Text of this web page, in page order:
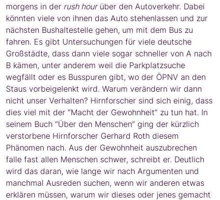
morgens in der rush hourüber den Autoverkehr. Dabei
könnten viele von ihnen das Auto stehenlassen und zur
nächsten Bushaltestelle gehen, um mit dem Bus zu
fahren. Es gibt Untersuchungen für viele deutsche
Großstädte, dass dann viele sogar schneller von A nach
B kämen, unter anderem weil die Parkplatzsuche
wegfällt oder es Busspuren gibt, wo der ÖPNV an den
Staus vorbeigelenkt wird. Warum verändern wir dann
nicht unser Verhalten? Hirnforscher sind sich einig, dass
dies viel mit der “Macht der Gewohnheit” zu tun hat. In
seinem Buch “Über den Menschen” ging der kürzlich
verstorbene Hirnforscher Gerhard Roth diesem
Phänomen nach. Aus der Gewohnheit auszubrechen
falle fast allen Menschen schwer, schreibt er. Deutlich
wird das daran, wie lange wir nach Argumenten und
manchmal Ausreden suchen, wenn wir anderen etwas
erklären müssen, warum wir dieses oder jenes gemacht